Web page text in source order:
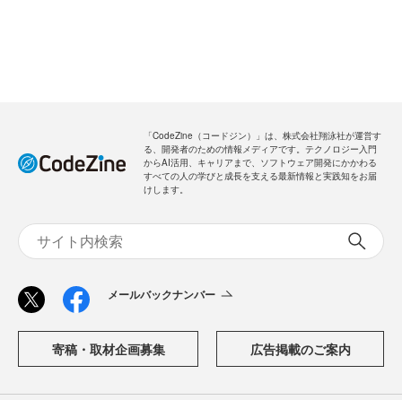
「CodeZine（コードジン）」は、株式会社翔泳社が運営す
る、開発者のための情報メディアです。テクノロジー入門
からAI活用、キャリアまで、ソフトウェア開発にかかわる
すべての人の学びと成長を支える最新情報と実践知をお届
けします。
メールバックナンバー
寄稿・取材企画募集 広告掲載のご案内